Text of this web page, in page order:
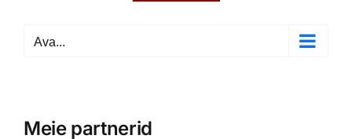
Ava...
Meie partnerid